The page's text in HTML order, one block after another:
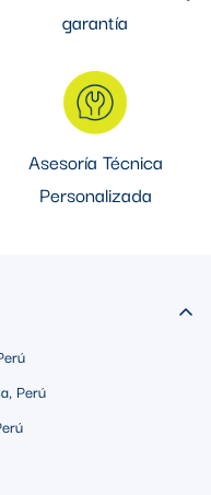
garantía
Asesoría Técnica
Personalizada
Perú